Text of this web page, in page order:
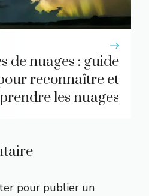
de nuages : guide
reconnaître et
les nuages
pour publier un